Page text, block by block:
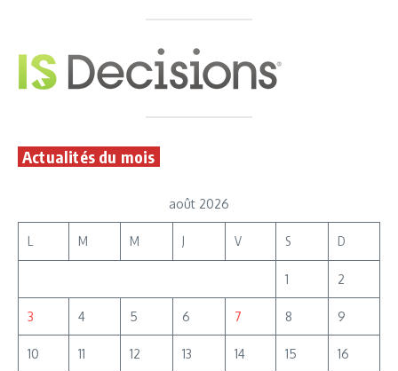
Actualités du mois
août 2026
L M M J V S D
1 2
3 4 5 6 7 8 9
10 11 12 13 14 15 16